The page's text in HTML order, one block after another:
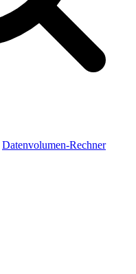
Datenvolumen-Rechner